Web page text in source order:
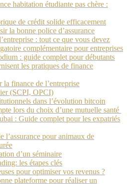
habitation étudiante pas chère :
de crédit solide efficacement
la bonne police d’assurance
: tout ce que vous devez
complémentaire pour entreprises
: guide complet pour débutants
les pratiques de finance
la finance de l’entreprise
(SCPI, OPCI)
dans l’évolution bitcoin
lors du choix d’une mutuelle santé
: Guide complet pour les expatriés
l’assurance pour animaux de
d’un séminaire
les étapes clés
pour optimiser vos revenus ?
plateforme pour réaliser un